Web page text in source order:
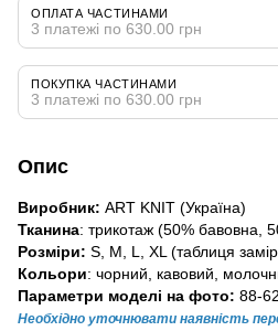
ОПЛАТА ЧАСТИНАМИ
3 платежі по 630.00 грн
ПОКУПКА ЧАСТИНАМИ
3 платежі по 630.00 грн
Опис
Виробник: ART KNIT (Україна)
Тканина: трикотаж (50% бавовна,
Розміри: S, M, L, XL (таблиця
Кольори: чорний, кавовий,
Параметри моделі на фото: 88-
Необхідно уточнювати наявність